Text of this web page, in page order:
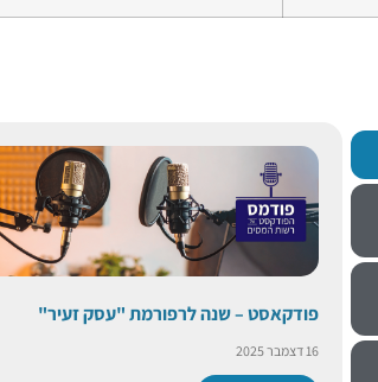
פודקאסט – שנה לרפורמת "עסק זעיר"
16 דצמבר 2025